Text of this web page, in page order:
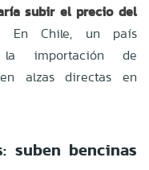
subir el precio del
En Chile, un país
importación de
alzas directas en
suben bencinas